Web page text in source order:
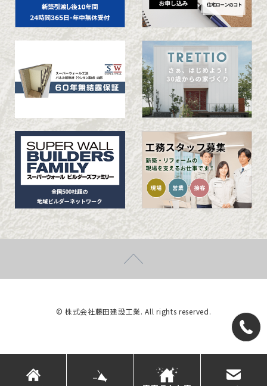
© 株式会社藤田建設工業. All rights reserved.